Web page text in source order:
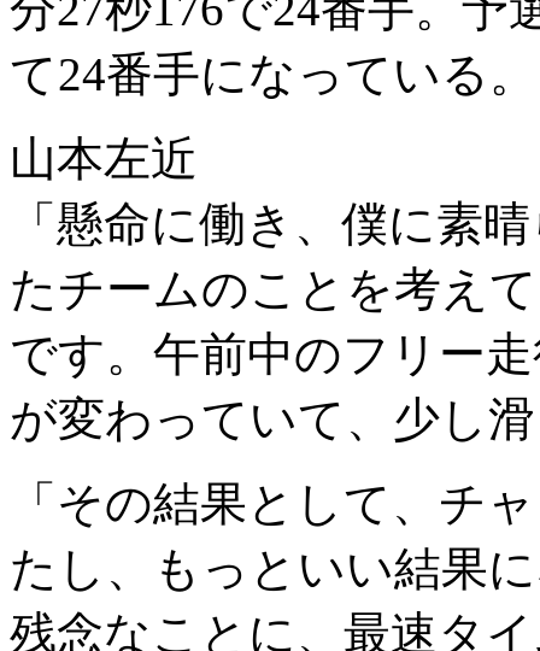
て24番手になっている。
山本左近
「懸命に働き、僕に素
たチームのことを考え
です。午前中のフリー
が変わっていて、少し
「その結果として、チ
たし、もっといい結果
残念なことに、最速タ